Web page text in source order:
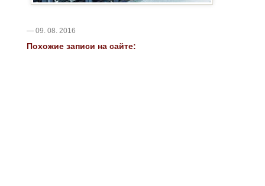
— 09. 08. 2016
Похожие записи на сайте: